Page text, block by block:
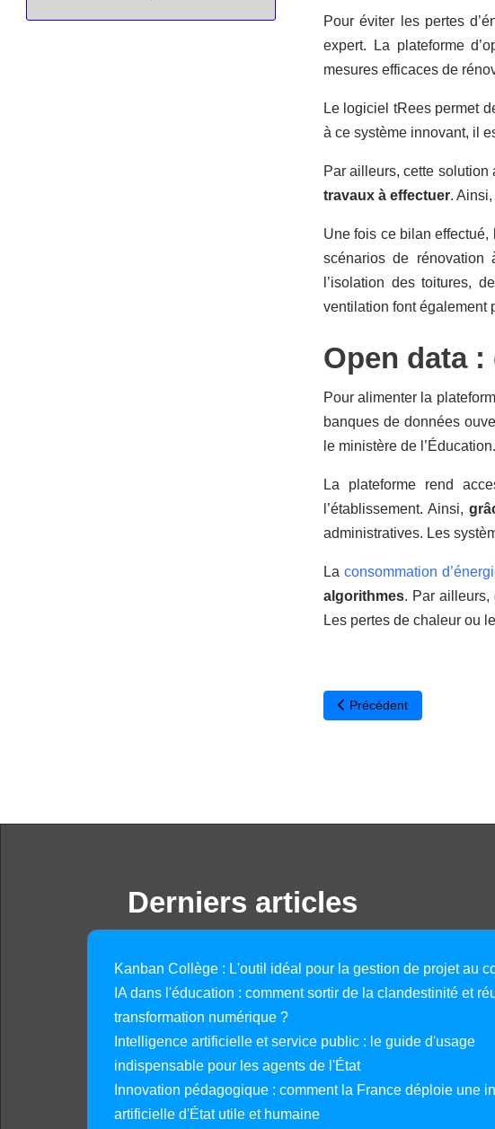
Pour éviter les pertes
expert. La plateforme
mesures efficaces de
Le logiciel tRees permet
à ce système innovant, il
Par ailleurs, cette solution
travaux à effectuer.
Une fois ce bilan
scénarios de rénovation
l’isolation des toitures,
ventilation font également
Open data
Pour alimenter la
banques de données
le ministère de l’Éducation.
La plateforme rend
l’établissement. Ainsi,
administratives. Les
Laconsommation
algorithmes. Par ailleurs,
Les pertes de chaleur ou
Article précédent :
Précédent
Derniers articles
Kanban Collège : L'outil idéal pour la gestion de projet au
IA dans l'éducation : comment sortir de la clandestinité et
transformation numérique ?
Intelligence artificielle et service public : le guide d'usage
indispensable pour les agents de l'État
Innovation pédagogique : comment la France déploie une
artificielle d'État utile et humaine